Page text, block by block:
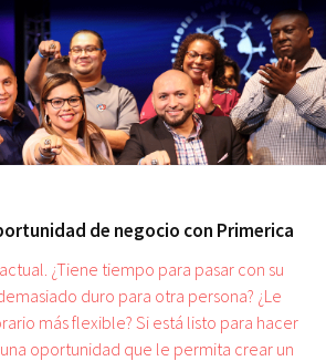
de negocio con Primerica
¿Tiene tiempo para pasar con su
duro para otra persona? ¿Le
más flexible? Si está listo para hacer
oportunidad que le permita crear un